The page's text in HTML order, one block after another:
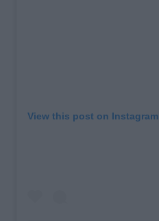
View this post on Instagram